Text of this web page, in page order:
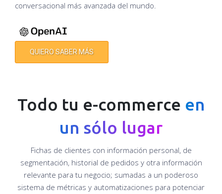
conversacional más avanzada del mundo.
QUIERO SABER MÁS
Todo tu e-commerce en
un sólo lugar
Fichas de clientes con información personal, de
segmentación, historial de pedidos y otra información
relevante para tu negocio; sumadas a un poderoso
sistema de métricas y automatizaciones para potenciar